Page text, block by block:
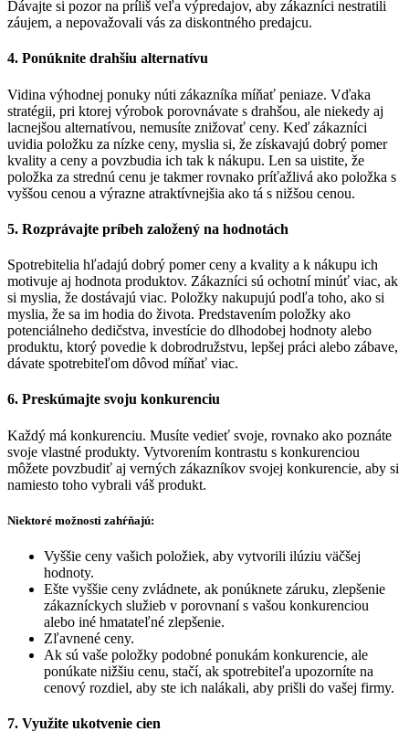
Dávajte si pozor na príliš veľa výpredajov, aby zákazníci nestratili
záujem, a nepovažovali vás za diskontného predajcu.
4. Ponúknite drahšiu alternatívu
Vidina výhodnej ponuky núti zákazníka míňať peniaze. Vďaka
stratégii, pri ktorej výrobok porovnávate s drahšou, ale niekedy aj
lacnejšou alternatívou, nemusíte znižovať ceny. Keď zákazníci
uvidia položku za nízke ceny, myslia si, že získavajú dobrý pomer
kvality a ceny a povzbudia ich tak k nákupu. Len sa uistite, že
položka za strednú cenu je takmer rovnako príťažlivá ako položka s
vyššou cenou a výrazne atraktívnejšia ako tá s nižšou cenou.
5. Rozprávajte príbeh založený na hodnotách
Spotrebitelia hľadajú dobrý pomer ceny a kvality a k nákupu ich
motivuje aj hodnota produktov. Zákazníci sú ochotní minúť viac, ak
si myslia, že dostávajú viac. Položky nakupujú podľa toho, ako si
myslia, že sa im hodia do života. Predstavením položky ako
potenciálneho dedičstva, investície do dlhodobej hodnoty alebo
produktu, ktorý povedie k dobrodružstvu, lepšej práci alebo zábave,
dávate spotrebiteľom dôvod míňať viac.
6. Preskúmajte svoju konkurenciu
Každý má konkurenciu. Musíte vedieť svoje, rovnako ako poznáte
svoje vlastné produkty. Vytvorením kontrastu s konkurenciou
môžete povzbudiť aj verných zákazníkov svojej konkurencie, aby si
namiesto toho vybrali váš produkt.
Niektoré možnosti zahŕňajú:
Vyššie ceny vašich položiek, aby vytvorili ilúziu väčšej
hodnoty.
Ešte vyššie ceny zvládnete, ak ponúknete záruku, zlepšenie
zákazníckych služieb v porovnaní s vašou konkurenciou
alebo iné hmatateľné zlepšenie.
Zľavnené ceny.
Ak sú vaše položky podobné ponukám konkurencie, ale
ponúkate nižšiu cenu, stačí, ak spotrebiteľa upozorníte na
cenový rozdiel, aby ste ich nalákali, aby prišli do vašej firmy.
7. Využite ukotvenie cien